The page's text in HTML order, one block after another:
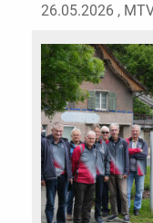
26.05.2026 ,